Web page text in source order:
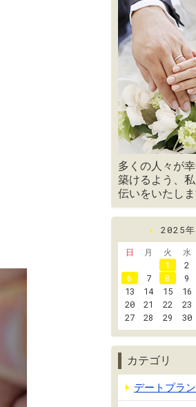
多くの人々が
築けるよう、
伝いをいたしま
« 2025年
日
月 火 水
1
2
6
7 8 9
13
14 15 16
20
21 22 23
27
28 29 30
カテゴリ
デートプラ